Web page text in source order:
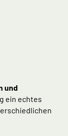
und
ein echtes